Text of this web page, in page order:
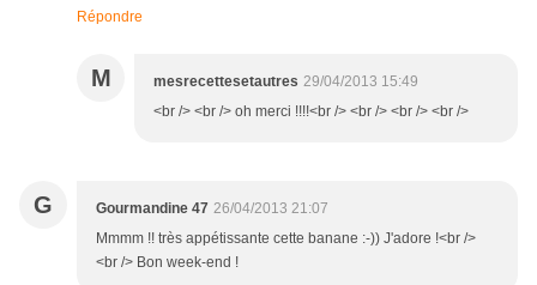
Répondre
M mesrecettesetautres 29/04/2013 15:49
<br /> <br /> oh merci !!!!<br /> <br /> <br /> <br />
G Gourmandine 47 26/04/2013 21:07
Mmmm !! très appétissante cette banane :-)) J'adore !<br />
<br /> Bon week-end !